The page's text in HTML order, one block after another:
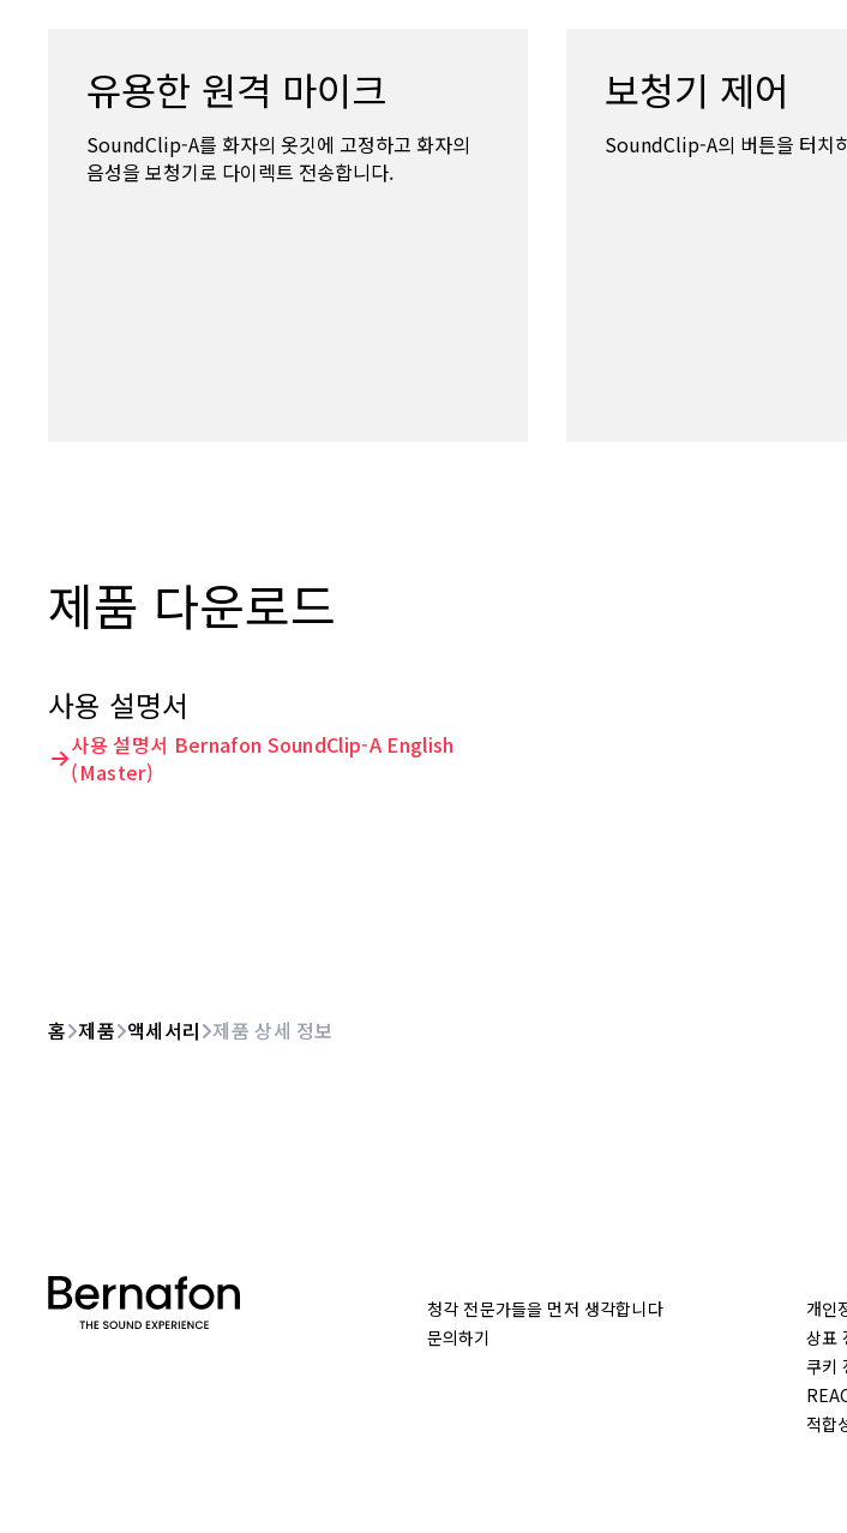
유용한 원격 마이크
SoundClip-A를 화자의 옷깃에 고정하고 화자의
음성을 보청기로 다이렉트 전송합니다.
보청기 제어
SoundClip-A의 버튼을 터치
제품 다운로드
사용 설명서
사용 설명서 Bernafon SoundClip-A English
(Master)
홈 제품 액세서리 제품 상세 정보
청각 전문가들을 먼저 생각합니다
문의하기
개인
상표
쿠키
적합